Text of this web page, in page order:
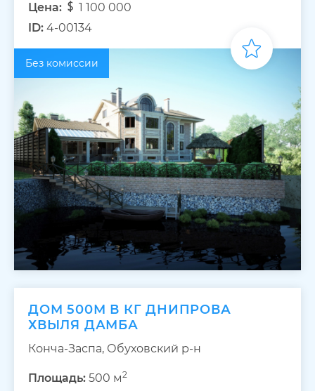
Цена:
1 100 000
ID: 4-00134
Без комиссии
ДОМ 500М В КГ ДНИПРОВА
ХВЫЛЯ ДАМБА
Конча-Заспа, Обуховский р-н
Площадь: 500 м2